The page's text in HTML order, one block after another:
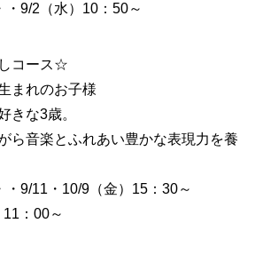
9/2（水）10：50～
コース☆
まれのお子様
きな3歳。
ら音楽とふれあい豊かな表現力を養
・9/11・10/9（金）15：30～
：00～